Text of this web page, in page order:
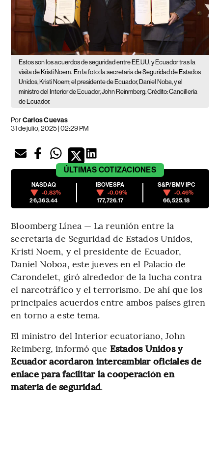
Estos son los acuerdos de seguridad entre EE.UU. y Ecuador tras la
visita de Kristi Noem. En la foto: la secretaria de Seguridad de Estados
Unidos, Kristi Noem; el presidente de Ecuador, Daniel Noba, y el
ministro del Interior de Ecuador, John Reinmberg. Crédito: Cancillería
de Ecuador.
PorCarlos Cuevas
31 de julio, 2025 | 02:29 PM
ÚLTIMAS COTIZACIONES
NASDAQ
-0.83%
26,363.44
IBOVESPA
-0.09%
177,726.17
S&P/BMV IPC
-0.46%
66,525.18
Bloomberg Línea — La reunión entre la
secretaria de Seguridad de Estados Unidos,
Kristi Noem, y el presidente de Ecuador,
Daniel Noboa, este jueves en el Palacio de
Carondelet, giró alrededor de la lucha contra
el narcotráfico y el terrorismo. De ahí que los
principales acuerdos entre ambos países giren
en torno a este tema.
El ministro del Interior ecuatoriano, John
Reimberg, informó que Estados Unidos y
Ecuador acordaron intercambiar oficiales de
enlace para facilitar la cooperación en
materia de seguridad.